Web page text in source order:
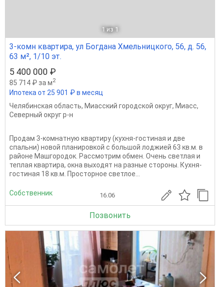
1 из 1
3-комн квартира, ул Богдана Хмельницкого, 56, д. 56,
63 м², 1/10 эт.
5 400 000 ₽
85 714 ₽ за м2
Ипотека от 25 901 ₽ в месяц
Челябинская область, Миасский городской округ, Миасс,
Северный округ р-н
Продам 3-комнатную квартиру (кухня-гостиная и две
спальни) новой планировкой с большой лоджией 63 кв.м. в
районе Машгородок. Рассмотрим обмен. Очень светлая и
теплая квартира, окна выходят на разные стороны. Кухня-
гостиная 18 кв.м. Просторное светлое...
Собственник 16.06
Позвонить